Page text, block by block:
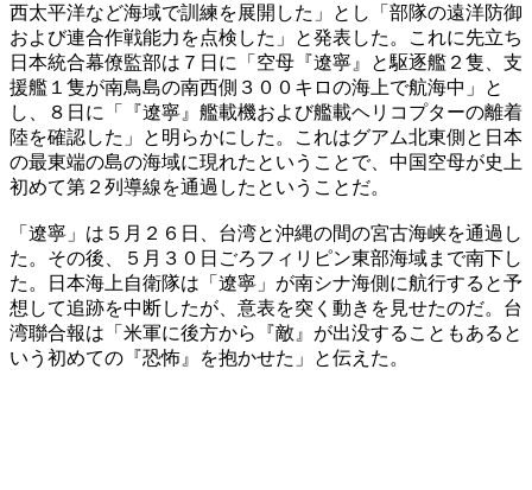
西太平洋など海域で訓練を展開した」とし「部隊の遠洋防御
および連合作戦能力を点検した」と発表した。これに先立ち
日本統合幕僚監部は７日に「空母『遼寧』と駆逐艦２隻、支
援艦１隻が南鳥島の南西側３００キロの海上で航海中」と
し、８日に「『遼寧』艦載機および艦載ヘリコプターの離着
陸を確認した」と明らかにした。これはグアム北東側と日本
の最東端の島の海域に現れたということで、中国空母が史上
初めて第２列導線を通過したということだ。
「遼寧」は５月２６日、台湾と沖縄の間の宮古海峡を通過し
た。その後、５月３０日ごろフィリピン東部海域まで南下し
た。日本海上自衛隊は「遼寧」が南シナ海側に航行すると予
想して追跡を中断したが、意表を突く動きを見せたのだ。台
湾聯合報は「米軍に後方から『敵』が出没することもあると
いう初めての『恐怖』を抱かせた」と伝えた。